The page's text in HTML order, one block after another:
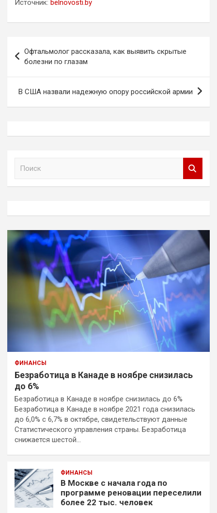
Источник: belnovosti.by
по
записям
Офтальмолог рассказала, как выявить скрытые
болезни по глазам
В США назвали надежную опору российской армии
ФИНАНСЫ
Безработица в Канаде в ноябре снизилась
до 6%
Безработица в Канаде в ноябре снизилась до 6%
Безработица в Канаде в ноябре 2021 года снизилась
до 6,0% с 6,7% в октябре, свидетельствуют данные
Статистического управления страны. Безработица
снижается шестой…
ФИНАНСЫ
В Москве с начала года по
программе реновации переселили
более 22 тыс. человек